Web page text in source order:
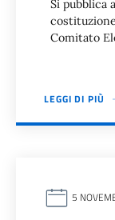
Si pubblica
Comitato
LEGGI DI PIÙ
5